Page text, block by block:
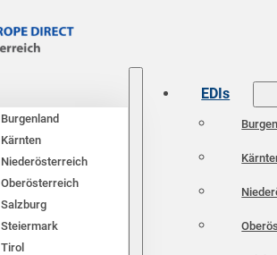
Burgenland
Kärnten
Niederösterreich
Oberösterreich
Salzburg
Steiermark
Tirol
EDIs